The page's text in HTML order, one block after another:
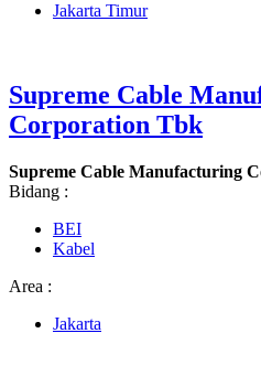
Jakarta Timur
Supreme Cable
Corporation Tbk
Supreme Cable Manufacturing
Bidang :
BEI
Kabel
Area :
Jakarta